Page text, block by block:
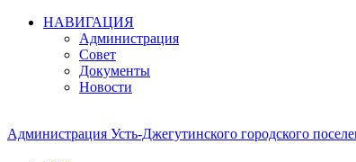
НАВИГАЦИЯ
Администрация
Совет
Документы
Новости
Администрация Усть-Джегутинского городского